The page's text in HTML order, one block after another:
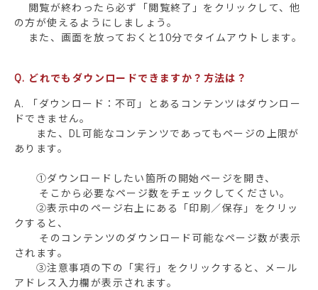
閲覧が終わったら必ず「閲覧終了」をクリックして、他
の方が使えるようにしましょう。
また、画面を放っておくと10分でタイムアウトします。
Q. どれでもダウンロードできますか？方法は？
A. 「ダウンロード：不可」とあるコンテンツはダウンロー
ドできません。
また、DL可能なコンテンツであってもページの上限が
あります。
①ダウンロードしたい箇所の開始ページを開き、
そこから必要なページ数をチェックしてください。
②表示中のページ右上にある「印刷／保存」をクリッ
クすると、
そのコンテンツのダウンロード可能なページ数が表示
されます。
③注意事項の下の「実行」をクリックすると、メール
アドレス入力欄が表示されます。